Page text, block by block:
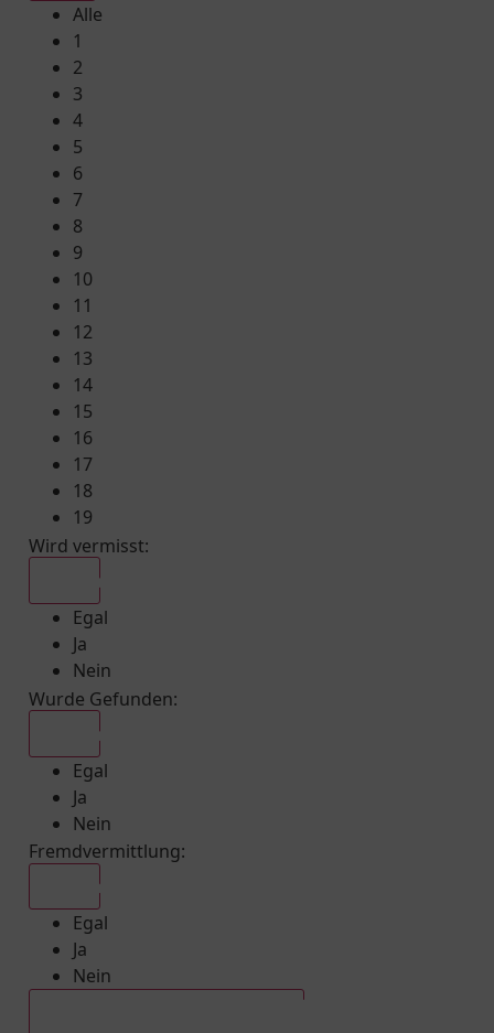
Alle
1
2
3
4
5
6
7
8
9
10
11
12
13
14
15
16
17
18
19
Wird vermisst:
Egal
Ja
Nein
Wurde Gefunden:
Egal
Ja
Nein
Fremdvermittlung:
Egal
Ja
Nein